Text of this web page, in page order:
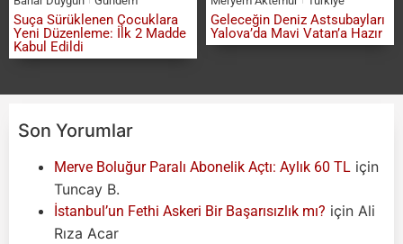
Suça Sürüklenen Çocuklara
Yeni Düzenleme: İlk 2 Madde
Kabul Edildi
Geleceğin Deniz Astsubayları
Yalova’da Mavi Vatan’a Hazır
Son Yorumlar
Merve Boluğur Paralı Abonelik Açtı: Aylık 60 TL için
Tuncay B.
İstanbul’un Fethi Askeri Bir Başarısızlık mı? için Ali
Rıza Acar